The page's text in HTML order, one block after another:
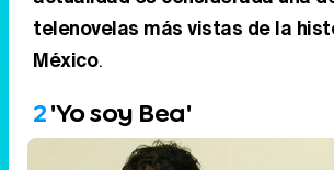
telenovelas más vistas de la
México.
2'Yo soy Bea'